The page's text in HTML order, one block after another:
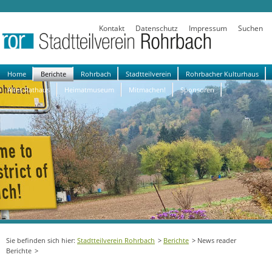
Kontakt Datenschutz Impressum Suchen
Navigation
überspringen
Home Berichte Rohrbach Stadtteilverein
Rohrbacher Kulturhaus
Altes Rathaus
Heimatmuseum Mitmachen! Sponsoren
Stadtteilverein Rohrbach Berichte
News reader
Berichte